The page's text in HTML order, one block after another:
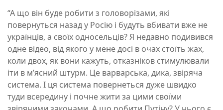
“А що він буде робити з головорізами, які
повернуться назад у Росію і будуть вбивати вже не
українців, а своїх односельців? Я недавно подивився
одне відео, від якого у мене досі в очах стоїть жах,
коли двох, як вони кажуть, отказніков стимулювали
іти в м’ясний штурм. Це варварська, дика, звіряча
система. І ця система повернеться дуже швидко
туди всередину і почне жити за цими своїми